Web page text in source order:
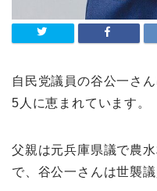
自民党議員の谷公一さ
5人に恵まれています。
父親は元兵庫県議で農
で、谷公一さんは世襲議